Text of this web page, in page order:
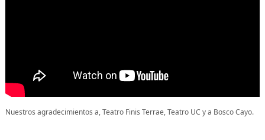
Nuestros agradecimientos a, Teatro Finis Terrae, Teatro UC y a Bosco Cayo.